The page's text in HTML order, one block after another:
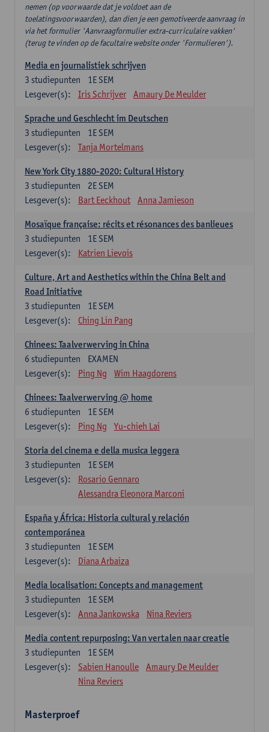
nemen (op voorwaarde dat je voldoet aan de
toelatingsvoorwaarden), dan dien je een gemotiveerde aanvraag in
via het formulier 'Aanvraagformulier extra-curriculaire vakken'
(terug te vinden op de facultaire website onder 'Formulieren').
Media en journalistiek schrijven
1E SEM
3 studiepunten
Lesgever(s):
Iris Schrijver Amaury De Meulder
Sprache und Geschlecht im Deutschen
1E SEM
3 studiepunten
Lesgever(s):
Tanja Mortelmans
New York City 1880-2020: Cultural History
2E SEM
3 studiepunten
Lesgever(s):
Bart Eeckhout Anna Jamieson
Mosaïque française: récits et résonances des banlieues
1E SEM
3 studiepunten
Lesgever(s):
Katrien Lievois
Culture, Art and Aesthetics within the China Belt and
Road Initiative
1E SEM
3 studiepunten
Lesgever(s):
Ching Lin Pang
Chinees: Taalverwerving in China
EXAMEN
6 studiepunten
Lesgever(s):
Ping Ng Wim Haagdorens
Chinees: Taalverwerving @ home
1E SEM
6 studiepunten
Lesgever(s):
Ping Ng Yu-chieh Lai
Storia del cinema e della musica leggera
1E SEM
3 studiepunten
Lesgever(s):
Rosario Gennaro
Alessandra Eleonora Marconi
España y África: Historia cultural y relación
contemporánea
1E SEM
3 studiepunten
Lesgever(s):
Diana Arbaiza
Media localisation: Concepts and management
1E SEM
3 studiepunten
Lesgever(s):
Anna Jankowska Nina Reviers
Media content repurposing: Van vertalen naar creatie
1E SEM
3 studiepunten
Lesgever(s):
Sabien Hanoulle
Amaury De Meulder
Nina Reviers
Masterproef